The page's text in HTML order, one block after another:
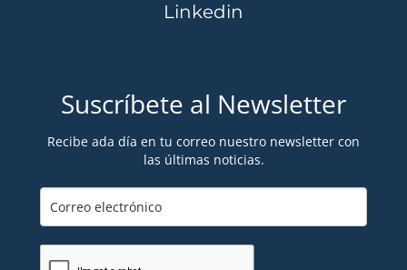
Linkedin
Suscríbete al Newsletter
Recibe ada día en tu correo nuestro newsletter con
las últimas noticias.